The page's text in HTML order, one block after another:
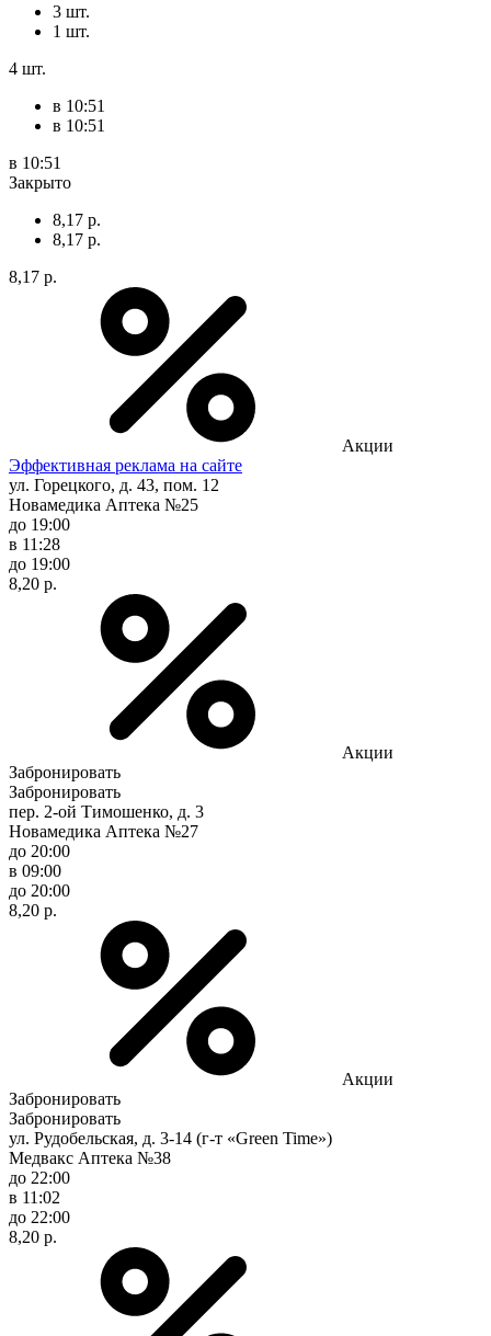
3 шт.
1 шт.
4 шт.
в 10:51
в 10:51
в 10:51
Закрыто
8,17 р.
8,17 р.
8,17 р.
Акции
Эффективная реклама на сайте
ул. Горецкого, д. 43, пом. 12
Новамедика Аптека №25
до 19:00
в 11:28
до 19:00
8,20 р.
Акции
Забронировать
Забронировать
пер. 2-ой Тимошенко, д. 3
Новамедика Аптека №27
до 20:00
в 09:00
до 20:00
8,20 р.
Акции
Забронировать
Забронировать
ул. Рудобельская, д. 3-14 (г-т «Green Time»)
Медвакс Аптека №38
до 22:00
в 11:02
до 22:00
8,20 р.